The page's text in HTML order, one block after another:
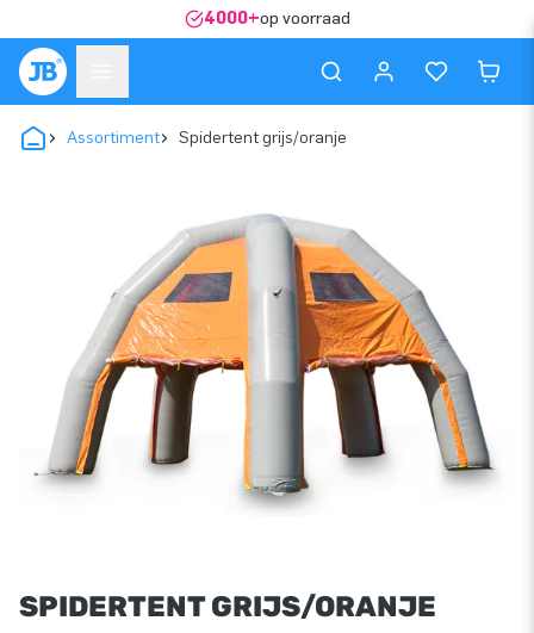
4000+op voorraad
Assortiment Spidertent grijs/oranje
SPIDERTENT GRIJS/ORANJE